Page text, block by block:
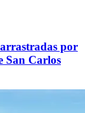
por
San Carlos